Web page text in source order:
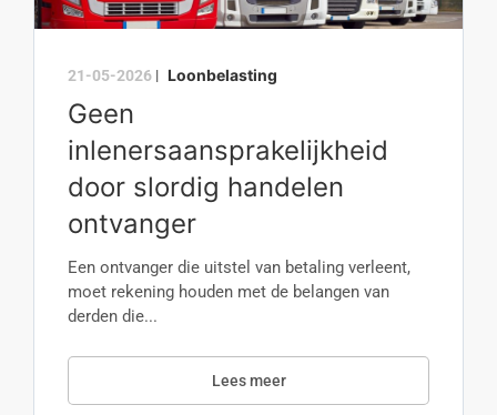
21-05-2026 | Loonbelasting
Geen
inlenersaansprakelijkheid
door slordig handelen
ontvanger
Een ontvanger die uitstel van betaling verleent,
moet rekening houden met de belangen van
derden die...
Lees meer